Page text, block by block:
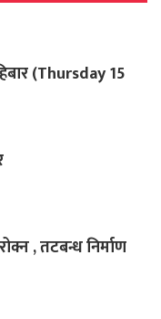
(Thursday 15
, तटबन्ध निर्माण